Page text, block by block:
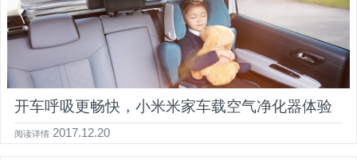
开车呼吸更畅快，小米米家车载空气净化器体验
阅读详情2017.12.20